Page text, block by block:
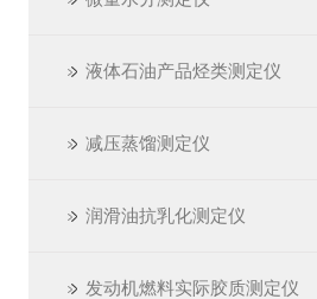
液体石油产品烃类测定仪
减压蒸馏测定仪
润滑油抗乳化测定仪
发动机燃料实际胶质测定仪